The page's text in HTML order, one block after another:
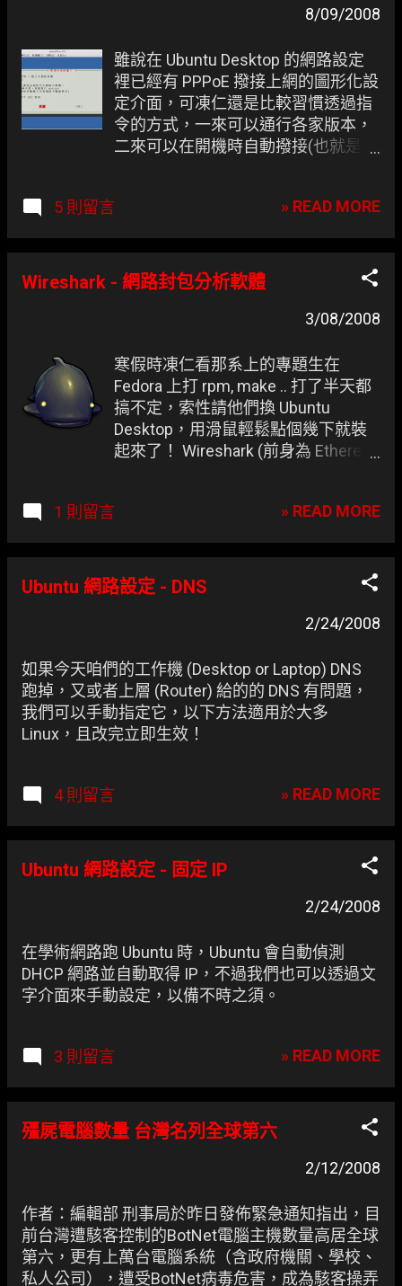
8/09/2008
雖說在 Ubuntu Desktop 的網路設定
裡已經有 PPPoE 撥接上網的圖形化設
定介面，可凍仁還是比較習慣透過指
令的方式，一來可以通行各家版本，
二來可以在開機時自動撥接(也就是未
5 則留言 » READ MORE
Wireshark - 網路封包分析軟體
3/08/2008
寒假時凍仁看那系上的專題生在
Fedora 上打 rpm, make .. 打了半天都
搞不定，索性請他們換 Ubuntu
Desktop，用滑鼠輕鬆點個幾下就裝
起來了！ Wireshark (前身為 Ethereal)
路封包資料。在過去，網路封包分析
用的軟體。Ethereal 的出現改變了這
一切。在 GNU GPL 通用許可證的保障
範圍底下，使用者可以以免費的代價
取得軟體與其程式碼，並擁有針對其
Ethereal是目前全世界最廣泛的網路
封包分析軟體之一。 Wireshark 介面
截圖。
1 則留言 » READ MORE
Ubuntu 網路設定 - DNS
2/24/2008
如果今天咱們的工作機 (Desktop or Laptop) DNS
跑掉，又或者上層 (Router) 給的的 DNS 有問題，
我們可以手動指定它，以下方法適用於大多
Linux，且改完立即生效！
4 則留言 » READ MORE
Ubuntu 網路設定 - 固定 IP
2/24/2008
在學術網路跑 Ubuntu 時，Ubuntu 會自動偵測
DHCP 網路並自動取得 IP，不過我們也可以透過文
字介面來手動設定，以備不時之須。
3 則留言 » READ MORE
殭屍電腦數量 台灣名列全球第六
2/12/2008
作者：編輯部 刑事局於昨日發佈緊急通知指出，目
前台灣遭駭客控制的BotNet電腦主機數量高居全球
第六，更有上萬台電腦系統（含政府機關、學校、
私人公司），遭受BotNet病毒危害，成為駭客操弄